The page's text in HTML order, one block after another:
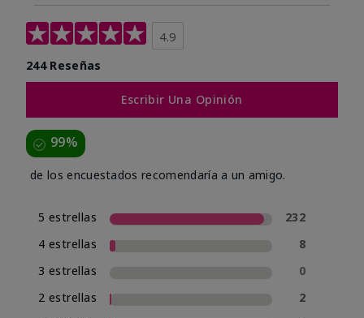
4.9
244 Reseñas
Escribir Una Opinión
99%
de los encuestados recomendaría a un amigo.
5 estrellas
232
4 estrellas
8
3 estrellas
0
2 estrellas
2